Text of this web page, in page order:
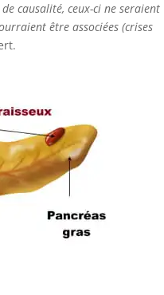
causalité, ceux-ci ne seraient
être associées (crises